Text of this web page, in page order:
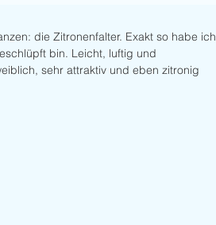
die Zitronenfalter. Exakt so habe ich
bin. Leicht, luftig und
sehr attraktiv und eben zitronig